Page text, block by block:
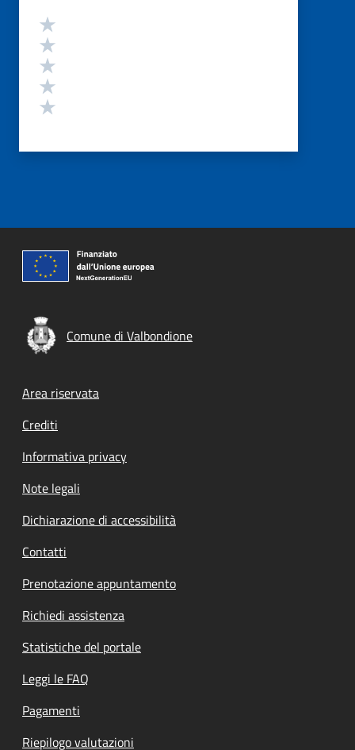
Valutazione
Comune di Valbondione
Footer menu
Area riservata
Crediti
Informativa privacy
Note legali
Dichiarazione di accessibilità
Contatti
Prenotazione appuntamento
Richiedi assistenza
Statistiche del portale
Leggi le FAQ
Pagamenti
Riepilogo valutazioni